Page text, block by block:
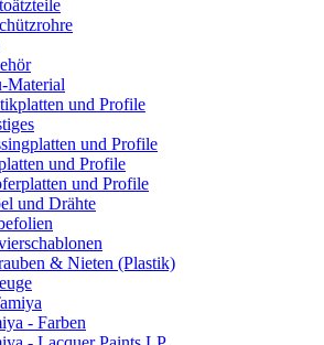
Material
und Profile
und Profile
und Profile
und Profile
und Drähte
& Nieten (Plastik)
- Farben